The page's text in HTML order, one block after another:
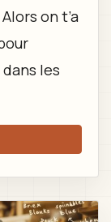
on t’a
les